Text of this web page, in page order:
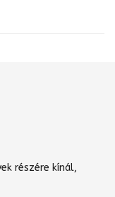
részére kínál,